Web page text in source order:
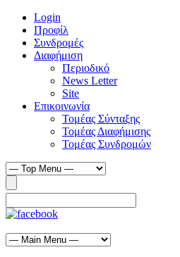
Login
Προφίλ
Συνδρομές
Διαφήμιση
Περιοδικό
News Letter
Site
Επικοινωνία
Τομέας Σύνταξης
Τομέας Διαφήμισης
Τομέας Συνδρομών